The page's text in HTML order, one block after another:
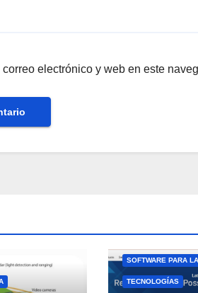
electrónico y web en este
SOFTWARE PARA
TECNOLOGÍAS